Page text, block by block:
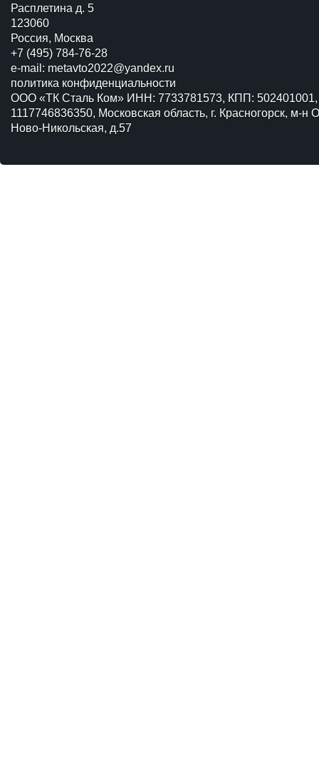
Расплетина д. 5
123060
Россия, Москва
+7 (495) 784-76-28
e-mail: metavto2022@yandex.ru
политика конфиденциальности
ООО «ТК Сталь Ком» ИНН: 7733781573, КПП:
1117746836350, Московская область, г. Красногорск, м-н
Ново-Никольская, д.57